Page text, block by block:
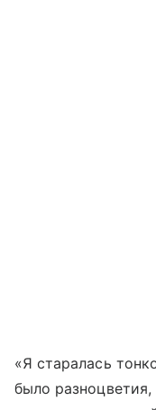
«Я старалась
было